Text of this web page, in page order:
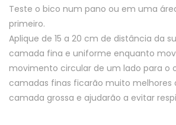
Teste o bico num pano ou em uma
primeiro.
Aplique de 15 a 20 cm de distância da
camada fina e uniforme enquanto
movimento circular de um lado para o
camadas finas ficarão muito melhores
camada grossa e ajudarão a evitar